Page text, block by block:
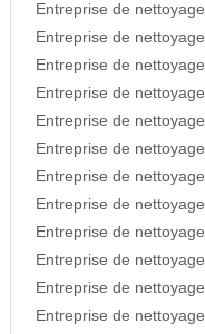
Entreprise de
Entreprise de
Entreprise de
Entreprise de
Entreprise de
Entreprise de
Entreprise de
Entreprise de
Entreprise de
Entreprise de
Entreprise de
Entreprise de